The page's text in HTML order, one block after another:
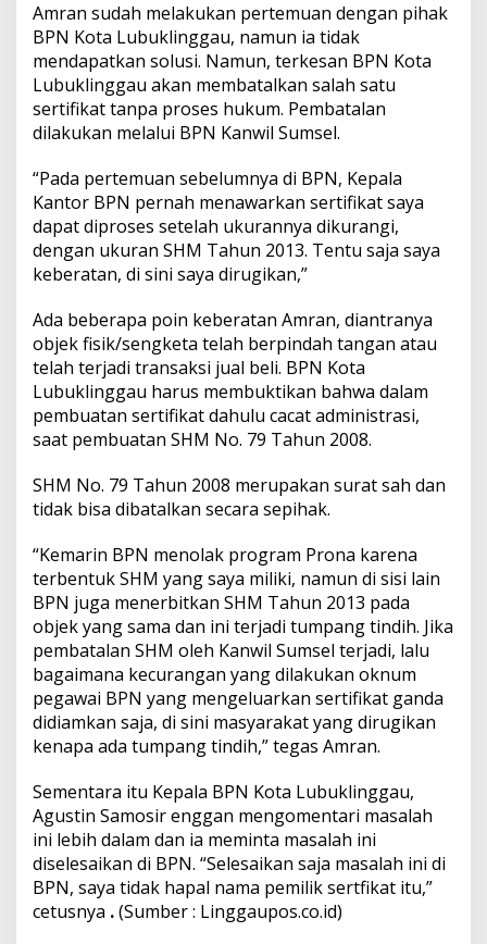
Amran sudah melakukan pertemuan dengan pihak
BPN Kota Lubuklinggau, namun ia tidak
mendapatkan solusi. Namun, terkesan BPN Kota
Lubuklinggau akan membatalkan salah satu
sertifikat tanpa proses hukum. Pembatalan
dilakukan melalui BPN Kanwil Sumsel.
“Pada pertemuan sebelumnya di BPN, Kepala
Kantor BPN pernah menawarkan sertifikat saya
dapat diproses setelah ukurannya dikurangi,
dengan ukuran SHM Tahun 2013. Tentu saja saya
keberatan, di sini saya dirugikan,”
Ada beberapa poin keberatan Amran, diantranya
objek fisik/sengketa telah berpindah tangan atau
telah terjadi transaksi jual beli. BPN Kota
Lubuklinggau harus membuktikan bahwa dalam
pembuatan sertifikat dahulu cacat administrasi,
saat pembuatan SHM No. 79 Tahun 2008.
SHM No. 79 Tahun 2008 merupakan surat sah dan
tidak bisa dibatalkan secara sepihak.
“Kemarin BPN menolak program Prona karena
terbentuk SHM yang saya miliki, namun di sisi lain
BPN juga menerbitkan SHM Tahun 2013 pada
objek yang sama dan ini terjadi tumpang tindih. Jika
pembatalan SHM oleh Kanwil Sumsel terjadi, lalu
bagaimana kecurangan yang dilakukan oknum
pegawai BPN yang mengeluarkan sertifikat ganda
didiamkan saja, di sini masyarakat yang dirugikan
kenapa ada tumpang tindih,” tegas Amran.
Sementara itu Kepala BPN Kota Lubuklinggau,
Agustin Samosir enggan mengomentari masalah
ini lebih dalam dan ia meminta masalah ini
diselesaikan di BPN. “Selesaikan saja masalah ini di
BPN, saya tidak hapal nama pemilik sertfikat itu,”
cetusnya .(Sumber : Linggaupos.co.id)